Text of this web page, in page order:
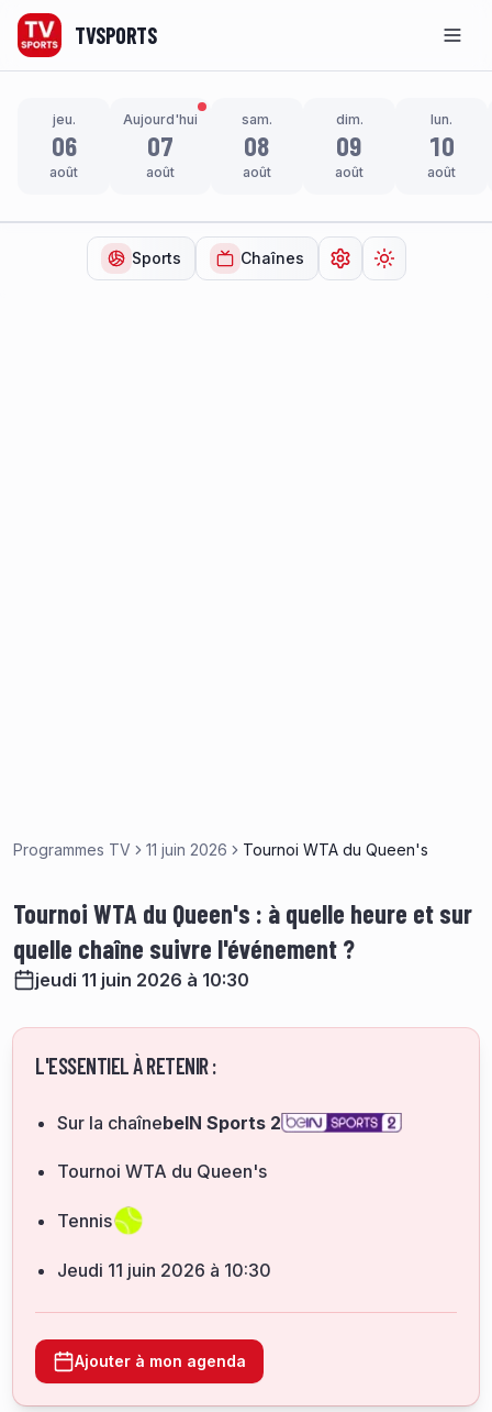
TVSPORTS
jeu.
06
août
Aujourd'hui
07
août
sam.
08
août
dim.
09
août
lun.
10
août
Sports Chaînes Ouvrir lesChanger de
Programmes TV 11 juin 2026 Tournoi WTA du Queen's
Tournoi WTA du Queen's : à quelle heure et sur
quelle chaîne suivre l'événement ?
jeudi 11 juin 2026 à 10:30
L'ESSENTIEL À RETENIR :
Sur la chaînebeIN Sports 2
Tournoi WTA du Queen's
Tennis
jeudi 11 juin 2026 à 10:30
Ajouter à mon agenda